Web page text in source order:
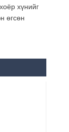
хүнийг
өгсөн